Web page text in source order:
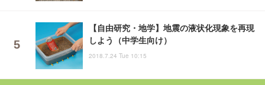
【自由研究・地学】地震の液状化現象を再現
しよう（中学生向け）
2018.7.24 Tue 10:15